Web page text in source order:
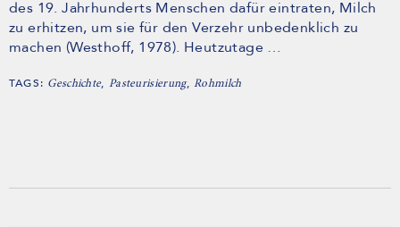
des 19. Jahrhunderts Menschen dafür eintraten, Milch
zu erhitzen, um sie für den Verzehr unbedenklich zu
machen (Westhoff, 1978). Heutzutage …
TAGS: Geschichte, Pasteurisierung,Rohmilch